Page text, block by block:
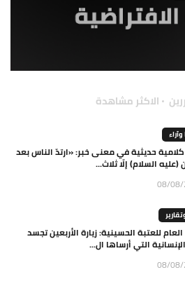
الاكثر مشاهدة
حديثية في معنى خبر: «ارتدّ الناس بعد
(عليه السلام) إلّا ثلاث...
08/
للعتبة الحسينية: زيارة الأربعين تجسد
التي أرساها ال...
08/